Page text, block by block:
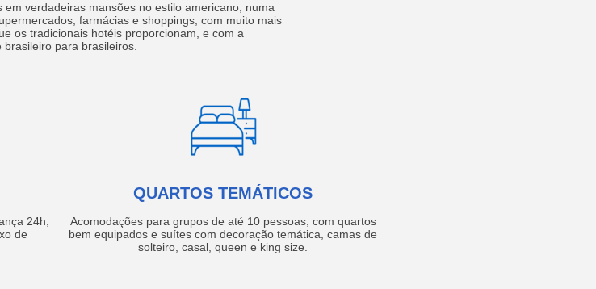
verdadeiras mansões no estilo americano, numa
farmácias e shoppings, com muito mais
os tradicionais hotéis proporcionam, e com a
para brasileiros.
24h,
de
QUARTOS TEMÁTICOS
Acomodações para grupos de até 10 pessoas, com quartos
bem equipados e suítes com decoração temática, camas de
solteiro, casal, queen e king size.